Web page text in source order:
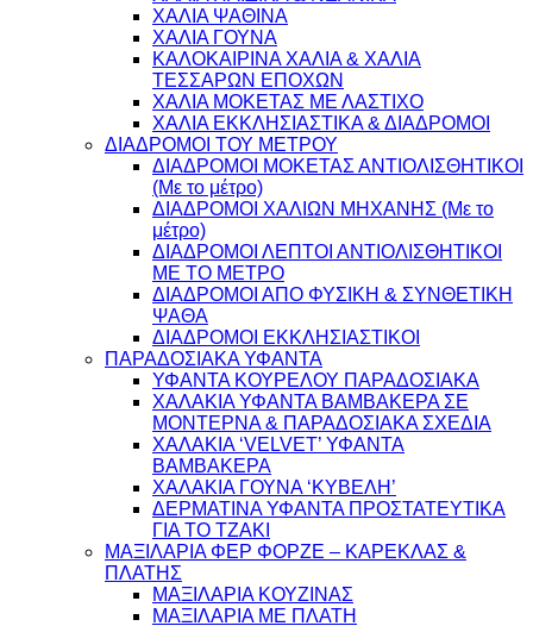
ΧΑΛΙΑ ΨΑΘΙΝΑ
ΧΑΛΙΑ ΓΟΥΝΑ
ΚΑΛΟΚΑΙΡΙΝΑ ΧΑΛΙΑ & ΧΑΛΙΑ
ΤΕΣΣΑΡΩΝ ΕΠΟΧΩΝ
ΧΑΛΙΑ ΜΟΚΕΤΑΣ ΜΕ ΛΑΣΤΙΧΟ
ΧΑΛΙΑ ΕΚΚΛΗΣΙΑΣΤΙΚΑ & ΔΙΑΔΡΟΜΟΙ
ΔΙΑΔΡΟΜΟΙ ΤΟΥ ΜΕΤΡΟΥ
ΔΙΑΔΡΟΜΟΙ ΜΟΚΕΤΑΣ ΑΝΤΙΟΛΙΣΘΗΤΙΚΟΙ
(Με το μέτρο)
ΔΙΑΔΡΟΜΟΙ ΧΑΛΙΩΝ ΜΗΧΑΝΗΣ (Με το
μέτρο)
ΔΙΑΔΡΟΜΟΙ ΛΕΠΤΟΙ ΑΝΤΙΟΛΙΣΘΗΤΙΚΟΙ
ΜΕ ΤΟ ΜΕΤΡΟ
ΔΙΑΔΡΟΜΟΙ ΑΠΟ ΦΥΣΙΚΗ & ΣΥΝΘΕΤΙΚΗ
ΨΑΘΑ
ΔΙΑΔΡΟΜΟΙ ΕΚΚΛΗΣΙΑΣΤΙΚΟΙ
ΠΑΡΑΔΟΣΙΑΚΑ ΥΦΑΝΤΑ
ΥΦΑΝΤΑ ΚΟΥΡΕΛΟΥ ΠΑΡΑΔΟΣΙΑΚΑ
ΧΑΛΑΚΙΑ ΥΦΑΝΤΑ ΒΑΜΒΑΚΕΡΑ ΣΕ
ΜΟΝΤΕΡΝΑ & ΠΑΡΑΔΟΣΙΑΚΑ ΣΧΕΔΙΑ
ΧΑΛΑΚΙΑ ‘VELVET’ ΥΦΑΝΤΑ
ΒΑΜΒΑΚΕΡΑ
ΧΑΛΑΚΙΑ ΓΟΥΝΑ ‘ΚΥΒΕΛΗ’
ΔΕΡΜΑΤΙΝΑ ΥΦΑΝΤΑ ΠΡΟΣΤΑΤΕΥΤΙΚΑ
ΓΙΑ ΤΟ ΤΖΑΚΙ
ΜΑΞΙΛΑΡΙΑ ΦΕΡ ΦΟΡΖΕ – ΚΑΡΕΚΛΑΣ &
ΠΛΑΤΗΣ
ΜΑΞΙΛΑΡΙΑ ΚΟΥΖΙΝΑΣ
ΜΑΞΙΛΑΡΙΑ ΜΕ ΠΛΑΤΗ